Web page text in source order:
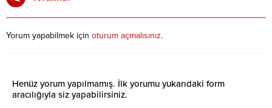
Yorum yapabilmek için oturum açmalısınız.
Henüz yorum yapılmamış. İlk yorumu yukarıdaki form
aracılığıyla siz yapabilirsiniz.